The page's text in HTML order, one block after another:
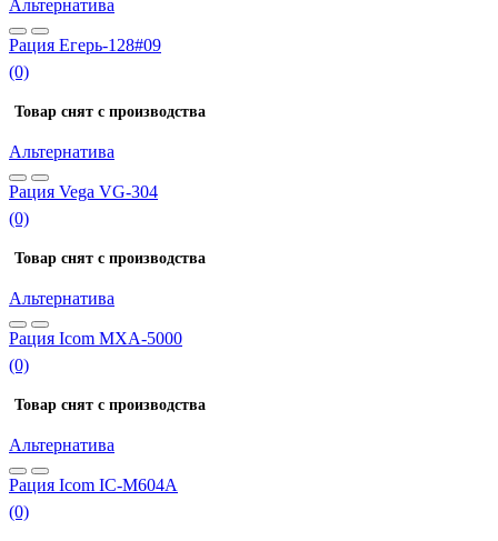
Альтернатива
Рация Егерь-128#09
(0)
Товар снят с производства
Альтернатива
Рация Vega VG-304
(0)
Товар снят с производства
Альтернатива
Рация Icom MXA-5000
(0)
Товар снят с производства
Альтернатива
Рация Icom IC-M604A
(0)